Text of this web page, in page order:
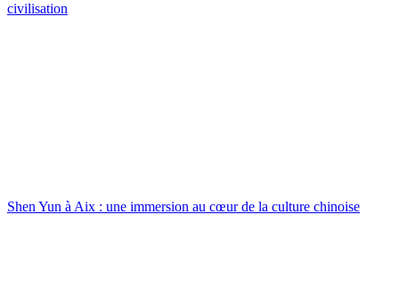
civilisation
Shen Yun à Aix : une immersion au cœur de la culture chinoise